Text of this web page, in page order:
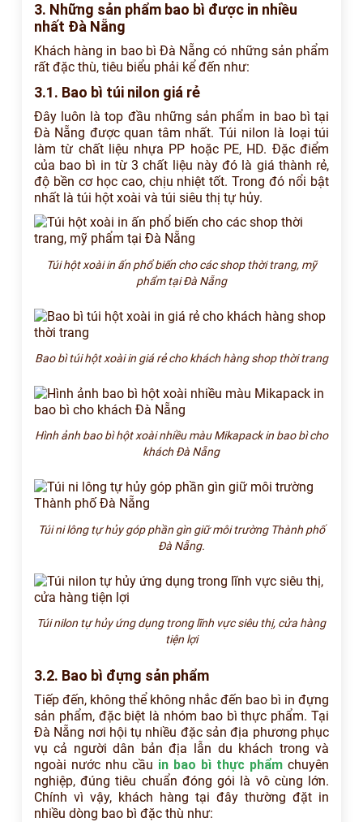
3. Những sản phẩm bao bì được in nhiều
nhất Đà Nẵng
Khách hàng in bao bì Đà Nẵng có những sản phẩm
rất đặc thù, tiêu biểu phải kể đến như:
3.1. Bao bì túi nilon giá rẻ
Đây luôn là top đầu những sản phẩm in bao bì tại
Đà Nẵng được quan tâm nhất. Túi nilon là loại túi
làm từ chất liệu nhựa PP hoặc PE, HD. Đặc điểm
của bao bì in từ 3 chất liệu này đó là giá thành rẻ,
độ bền cơ học cao, chịu nhiệt tốt. Trong đó nổi bật
nhất là túi hột xoài và túi siêu thị tự hủy.
Túi hột xoài in ấn phổ biến cho các shop thời trang, mỹ
phẩm tại Đà Nẵng
Bao bì túi hột xoài in giá rẻ cho khách hàng shop thời trang
Hình ảnh bao bì hột xoài nhiều màu Mikapack in bao bì cho
khách Đà Nẵng
Túi ni lông tự hủy góp phần gìn giữ môi trường Thành phố
Đà Nẵng.
Túi nilon tự hủy ứng dụng trong lĩnh vực siêu thị, cửa hàng
tiện lợi
3.2. Bao bì đựng sản phẩm
Tiếp đến, không thể không nhắc đến bao bì in đựng
sản phẩm, đặc biệt là nhóm bao bì thực phẩm. Tại
Đà Nẵng nơi hội tụ nhiều đặc sản địa phương phục
vụ cả người dân bản địa lẫn du khách trong và
ngoài nước nhu cầu in bao bì thực phẩm chuyên
nghiệp, đúng tiêu chuẩn đóng gói là vô cùng lớn.
Chính vì vậy, khách hàng tại đây thường đặt in
nhiều dòng bao bì đặc thù như: